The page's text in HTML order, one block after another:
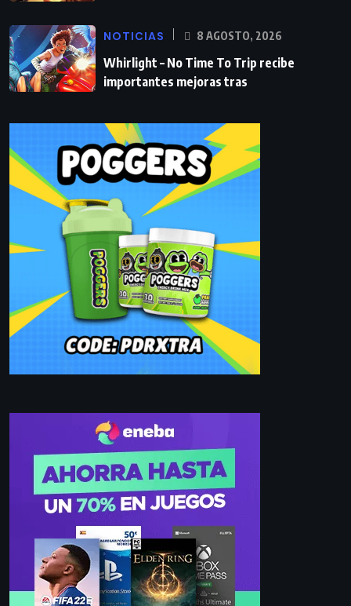
NOTICIAS 8 AGOSTO, 2026
Whirlight – No Time To Trip recibe
importantes mejoras tras